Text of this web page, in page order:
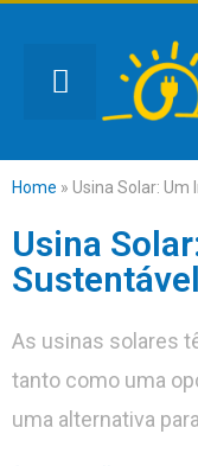
Home » Usina Solar: Um
Usina
As usinas solares
tanto como uma
uma alternativa